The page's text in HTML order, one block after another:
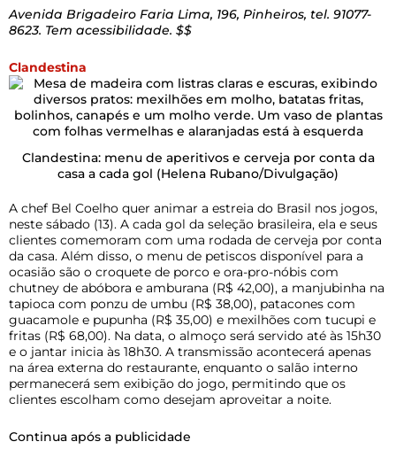
Avenida Brigadeiro Faria Lima, 196, Pinheiros, tel. 91077-
8623. Tem acessibilidade. $$
Clandestina
Clandestina: menu de aperitivos e cerveja por conta da
casa a cada gol (Helena Rubano/Divulgação)
A chef Bel Coelho quer animar a estreia do Brasil nos jogos,
neste sábado (13). A cada gol da seleção brasileira, ela e seus
clientes comemoram com uma rodada de cerveja por conta
da casa. Além disso, o menu de petiscos disponível para a
ocasião são o croquete de porco e ora-pro-nóbis com
chutney de abóbora e amburana (R$ 42,00), a manjubinha na
tapioca com ponzu de umbu (R$ 38,00), patacones com
guacamole e pupunha (R$ 35,00) e mexilhões com tucupi e
fritas (R$ 68,00). Na data, o almoço será servido até às 15h30
e o jantar inicia às 18h30. A transmissão acontecerá apenas
na área externa do restaurante, enquanto o salão interno
permanecerá sem exibição do jogo, permitindo que os
clientes escolham como desejam aproveitar a noite.
Continua após a publicidade